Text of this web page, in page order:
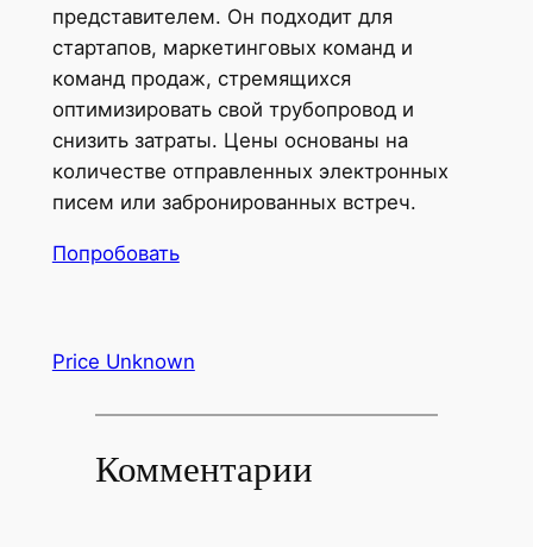
представителем. Он подходит для
стартапов, маркетинговых команд и
команд продаж, стремящихся
оптимизировать свой трубопровод и
снизить затраты. Цены основаны на
количестве отправленных электронных
писем или забронированных встреч.
Попробовать
Price Unknown
Комментарии